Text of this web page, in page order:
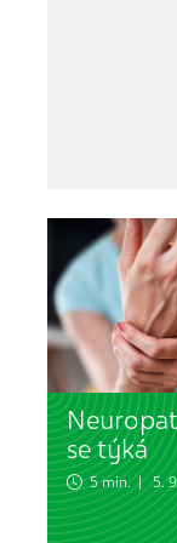
se týká
5 min. | 5.